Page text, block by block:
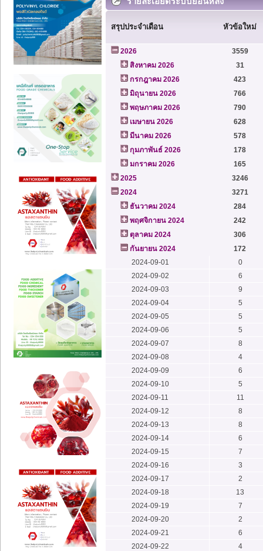
สรุปประจำเดือน หัวข้อใหม่
2026
3559
สิงหาคม 2026
31
กรกฎาคม 2026
423
มิถุนายน 2026
766
พฤษภาคม 2026
790
เมษายน 2026
628
มีนาคม 2026
578
กุมภาพันธ์ 2026
178
มกราคม 2026
165
2025
3246
2024
3271
ธันวาคม 2024
284
พฤศจิกายน 2024
242
ตุลาคม 2024
306
กันยายน 2024
172
2024-09-01
0
2024-09-02
6
2024-09-03
9
2024-09-04
5
2024-09-05
5
2024-09-06
5
2024-09-07
8
2024-09-08
4
2024-09-09
6
2024-09-10
5
2024-09-11
11
2024-09-12
8
2024-09-13
8
2024-09-14
6
2024-09-15
7
2024-09-16
3
2024-09-17
2
2024-09-18
13
2024-09-19
7
2024-09-20
2
2024-09-21
6
2024-09-22
4